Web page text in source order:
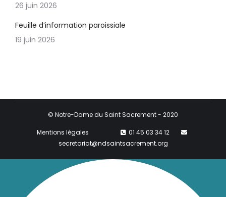
26 juin 2026
Feuille d’information paroissiale
19 juin 2026
© Notre-Dame du Saint Sacrement - 2020
Mentions légales
01 45 03 34 12
secretariat@ndsaintsacrement.org